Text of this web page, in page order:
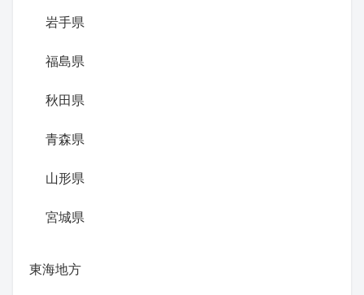
岩手県
福島県
秋田県
青森県
山形県
宮城県
東海地方